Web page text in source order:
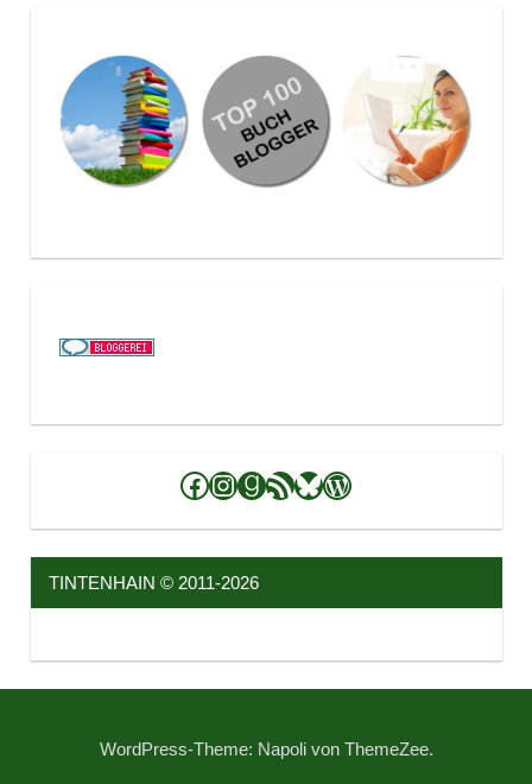
Facebook
Instagram
Goodreads
RSS-Feed
Bluesky
WordPress
TINTENHAIN © 2011-2026
WordPress-Theme: Napoli von ThemeZee.